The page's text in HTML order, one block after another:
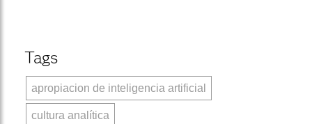
Tags
apropiacion de inteligencia artificial
cultura analítica